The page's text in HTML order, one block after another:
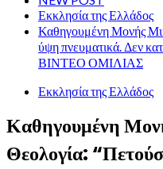
Εκκλησία της Ελλάδος
Καθηγουμένη Μονής
ύψη πνευματικά. Δεν
ΒΙΝΤΕΟ ΟΜΙΛΙΑΣ
Εκκλησία της Ελλάδος
Καθηγουμένη
Θεολογία: